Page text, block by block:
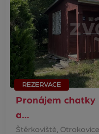
REZERVACE
Pronájem chatky
a…
Štěrkoviště, Otrokovice